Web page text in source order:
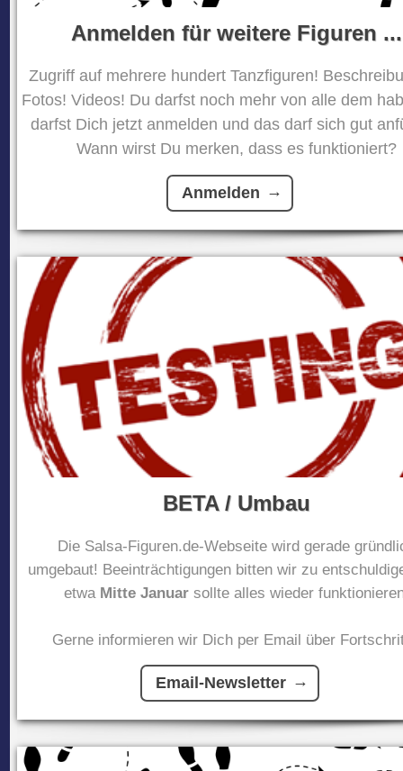
Anmelden für weitere Figuren ...
Zugriff auf mehrere hundert Tanzfiguren!
Fotos! Videos! Du darfst noch mehr von alle dem
darfst Dich jetzt anmelden und das darf sich gut
Wann wirst Du merken, dass es funktioniert?
Anmelden
BETA / Umbau
Die Salsa-Figuren.de-Webseite wird gerade
umgebaut! Beeinträchtigungen bitten wir zu
etwa Mitte Januar sollte alles wieder
Gerne informieren wir Dich per Email über
Email-Newsletter